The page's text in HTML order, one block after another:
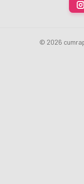
© 2026